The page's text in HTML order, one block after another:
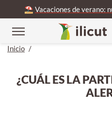
⛱️ Vacaciones de verano:
Inicio /
¿CUÁL ES LA